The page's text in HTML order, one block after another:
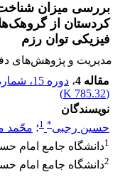
بررسی میزان
کردستان از
فیزیکی توان رزم
مدیریت و پژوهش‌های
مقاله 4
، دوره 15، شماره 82
(
785.32 K
)
نویسندگان
حسین رجبی*
1؛ محّمد
1دانشگاه جامع امام
2دانشگاه جامع امام